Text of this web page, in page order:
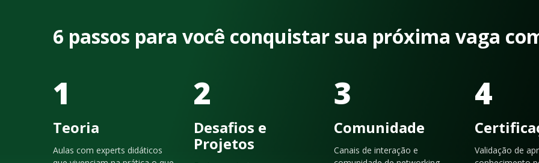
6 passos para você conquistar sua próxima vaga
1
Teoria
Aulas com experts didáticos
2
Desafios e
Projetos
3
Comunidade
Canais de interação e
4
Validação de